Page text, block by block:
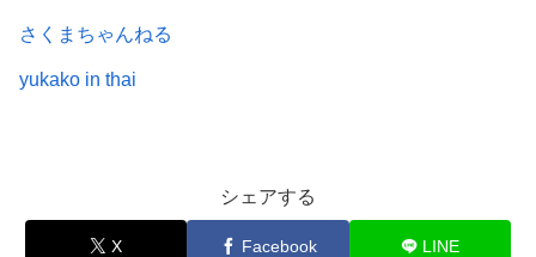
さくまちゃんねる
yukako in thai
シェアする
X Facebook LINE